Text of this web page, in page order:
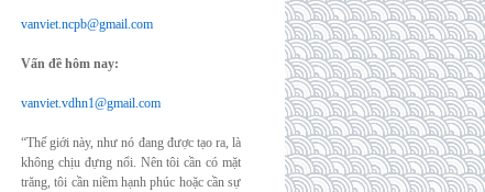
vanviet.ncpb@gmail.com
Vấn đề hôm nay:
vanviet.vdhn1@gmail.com
“Thế giới này, như nó đang được tạo ra, là
không chịu đựng nổi. Nên tôi cần có mặt
trăng, tôi cần niềm hạnh phúc hoặc cần sự